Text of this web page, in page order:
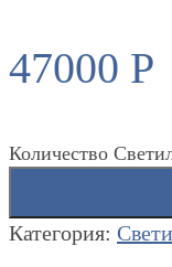
47000 Р
Количество
Категория: